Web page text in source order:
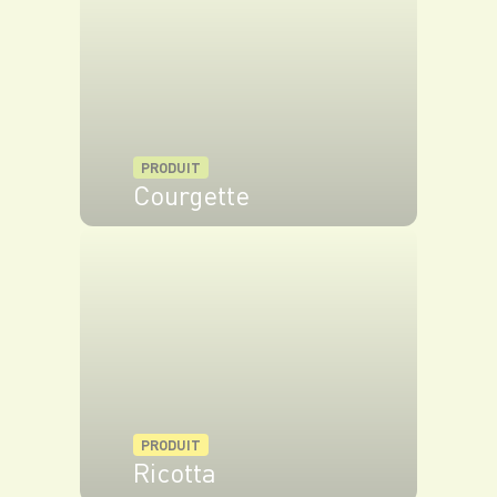
PRODUIT
Courgette
PRODUIT
Ricotta